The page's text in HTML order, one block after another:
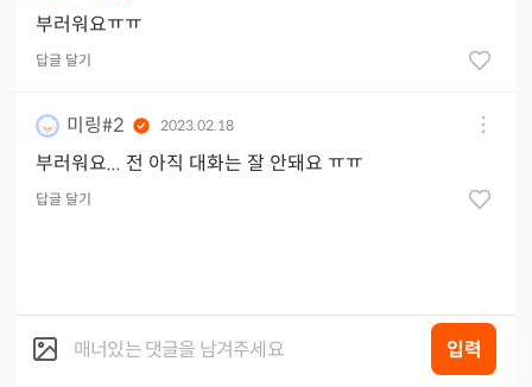
부러워요ㅠㅠ
답글 달기
미링#2 2023.02.18
부러워요... 전 아직 대화는 잘 안돼요 ㅠㅠ
답글 달기
입력